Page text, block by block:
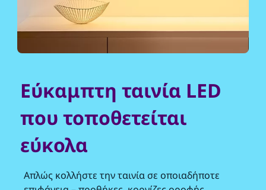
Εύκαμπτη ταινία LED
που τοποθετείται
εύκολα
Απλώς κολλήστε την ταινία σε οποιαδήποτε